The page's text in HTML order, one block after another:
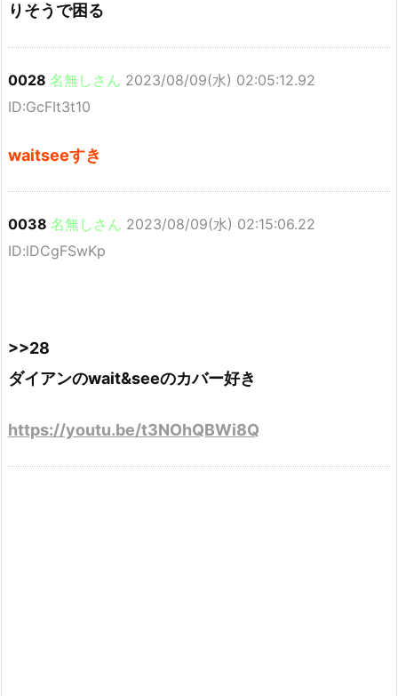
りそうで困る
0028 名無しさん 2023/08/09(水) 02:05:12.92
ID:GcFIt3t10
waitseeすき
0038 名無しさん 2023/08/09(水) 02:15:06.22
ID:lDCgFSwKp
>>28
ダイアンのwait&seeのカバー好き
https://youtu.be/t3NOhQBWi8Q